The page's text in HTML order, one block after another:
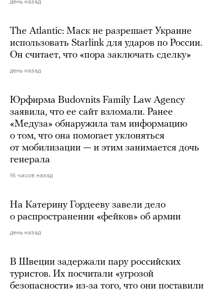
день назад
The Atlantic: Маск не разрешает Украине
использовать Starlink для ударов по России.
Он считает, что «пора заключать сделку»
день назад
Юрфирма Budovnits Family Law Agency
заявила, что ее сайт взломали. Ранее
«Медуза» обнаружила там информацию
о том, что она помогает уклоняться
от мобилизации — и этим занимается дочь
генерала
16 часов назад
На Катерину Гордееву завели дело
о распространении «фейков» об армии
день назад
В Швеции задержали пару российских
туристов. Их посчитали «угрозой
безопасности» из-за того, что они поставили